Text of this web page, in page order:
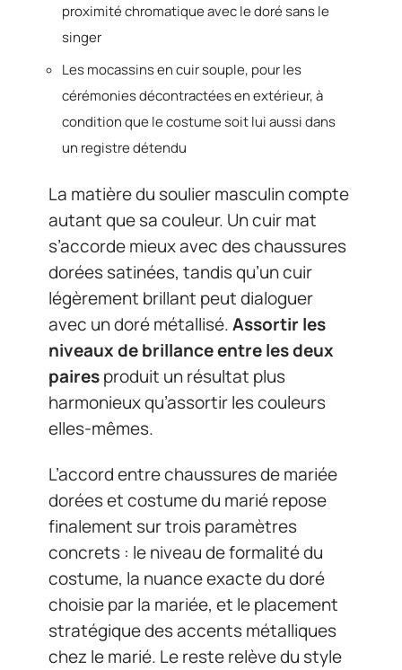
proximité chromatique avec le doré sans le
singer
Les mocassins en cuir souple, pour les
cérémonies décontractées en extérieur, à
condition que le costume soit lui aussi dans
un registre détendu
La matière du soulier masculin compte
autant que sa couleur. Un cuir mat
s’accorde mieux avec des chaussures
dorées satinées, tandis qu’un cuir
légèrement brillant peut dialoguer
avec un doré métallisé.Assortir les
niveaux de brillance entre les deux
pairesproduit un résultat plus
harmonieux qu’assortir les couleurs
elles-mêmes.
L’accord entre chaussures de mariée
dorées et costume du marié repose
finalement sur trois paramètres
concrets : le niveau de formalité du
costume, la nuance exacte du doré
choisie par la mariée, et le placement
stratégique des accents métalliques
chez le marié. Le reste relève du style